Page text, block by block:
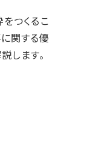
つくるこ
関する優
します。